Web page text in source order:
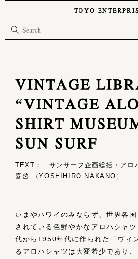
TOYO
VINTAGE
“VINTAGE
SHIRT
SUN SURF
TEXT： サンサーフ企画総括・アロ
喜啓 （YOSHIHIRO NAKANO）
いまやハワイのみならず、世界各
されている色鮮やかなアロハシャ
代から1950年代に作られた「ヴィ
るアロハシャツは大変希少であり